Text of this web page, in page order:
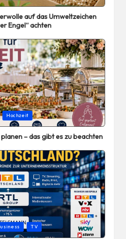
auf das Umweltzeichen
Engel“ achten
Hochzeit
– das gibt es zu beachten
TV